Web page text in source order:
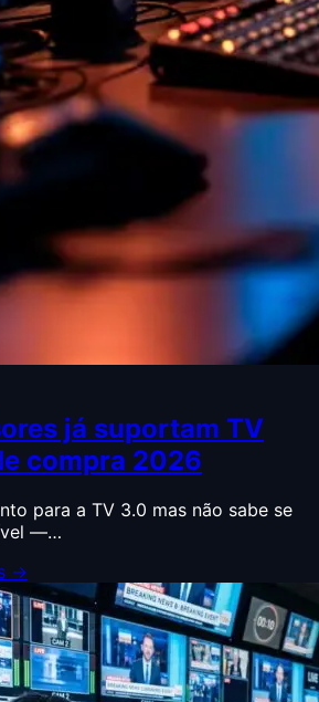
já suportam TV
compra 2026
para a TV 3.0 mas não sabe se
—…
→